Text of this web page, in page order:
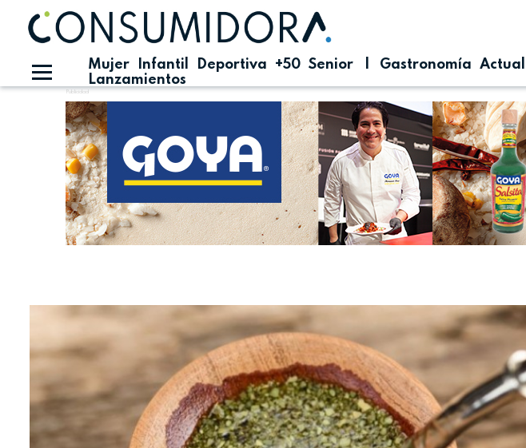
Mujer Infantil Deportiva +50 Senior | Gastronomía
Lanzamientos
Publicidad